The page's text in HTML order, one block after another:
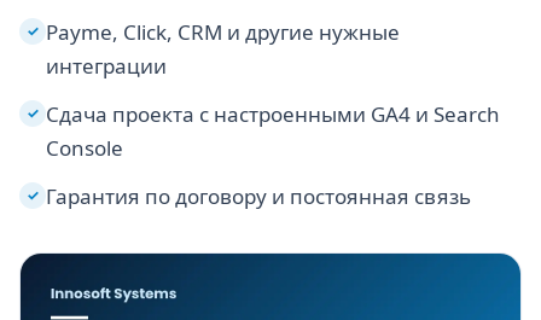
✓ Payme, Click, CRM и другие нужные
интеграции
✓ Сдача проекта с настроенными GA4 и Search
Console
✓ Гарантия по договору и постоянная связь